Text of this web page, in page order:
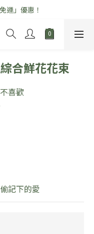
優惠中 /
運」優惠！
優惠中 /
合鮮花花束
喜歡
記下的愛